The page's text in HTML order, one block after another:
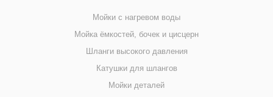
Мойки с нагревом воды
Мойка ёмкостей, бочек и цисцерн
Шланги высокого давления
Катушки для шлангов
Мойки деталей